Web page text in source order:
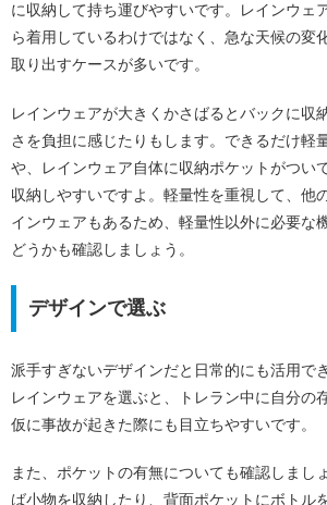
に収納して持ち運びやすいです。レインウェ
ら着用しているわけではなく、急な天候の変
取り出すケースが多いです。
レインウェアが大きくかさばるとバックに収
さを負担に感じたりもします。できるだけ軽
や、レインウェア自体に収納ポケットがつい
収納しやすいですよ。軽量性を重視して、他
インウェアもあるため、軽量性以外に必要な
どうかも確認しましょう。
デザインで選ぶ
派手すぎないデザインだと日常的にも活用で
レインウェアを選ぶと、トレラン中に自分の
仮に事故が起きた際にも目立ちやすいです。
また、ポケットの有無についても確認しまし
ば小物を収納したり、背面ポケットにボトル